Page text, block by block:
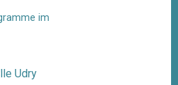
im
Udry